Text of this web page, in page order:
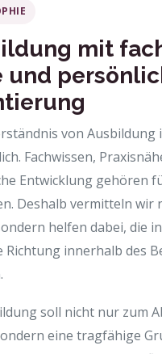
mit
und
von Ausbildung
Fachwissen,
Entwicklung gehören
Deshalb vermitteln wir
helfen dabei, die
Richtung innerhalb des
soll nicht nur zum
eine tragfähige